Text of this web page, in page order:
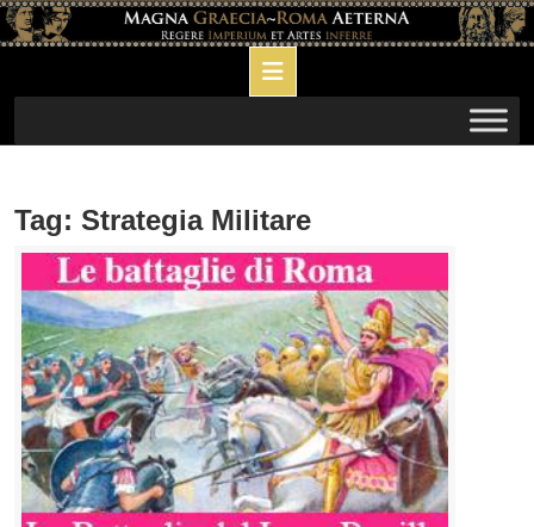
Skip
to
Tag: Strategia Militare